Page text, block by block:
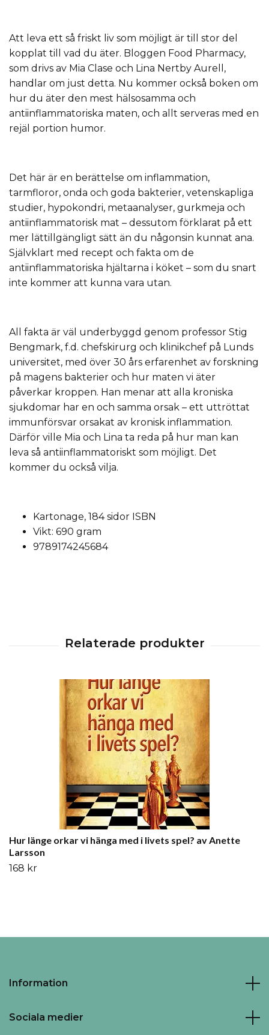
Att leva ett så friskt liv som möjligt är till stor del
kopplat till vad du äter. Bloggen Food Pharmacy,
som drivs av Mia Clase och Lina Nertby Aurell,
handlar om just detta. Nu kommer också boken om
hur du äter den mest hälsosamma och
antiinflammatoriska maten, och allt serveras med en
rejäl portion humor.
Det här är en berättelse om inflammation,
tarmfloror, onda och goda bakterier, vetenskapliga
studier, hypokondri, metaanalyser, gurkmeja och
antiinflammatorisk mat – dessutom förklarat på ett
mer lättillgängligt sätt än du någonsin kunnat ana.
Självklart med recept och fakta om de
antiinflammatoriska hjältarna i köket – som du snart
inte kommer att kunna vara utan.
All fakta är väl underbyggd genom professor Stig
Bengmark, f.d. chefskirurg och klinikchef på Lunds
universitet, med över 30 års erfarenhet av forskning
på magens bakterier och hur maten vi äter
påverkar kroppen. Han menar att alla kroniska
sjukdomar har en och samma orsak – ett uttröttat
immunförsvar orsakat av kronisk inflammation.
Därför ville Mia och Lina ta reda på hur man kan
leva så antiinflammatoriskt som möjligt. Det
kommer du också vilja.
Kartonage, 184 sidor ISBN
Vikt: 690 gram
9789174245684
Hur länge orkar vi hänga med i livets spel? av Anette
Larsson
168 kr
Information
Sociala medier